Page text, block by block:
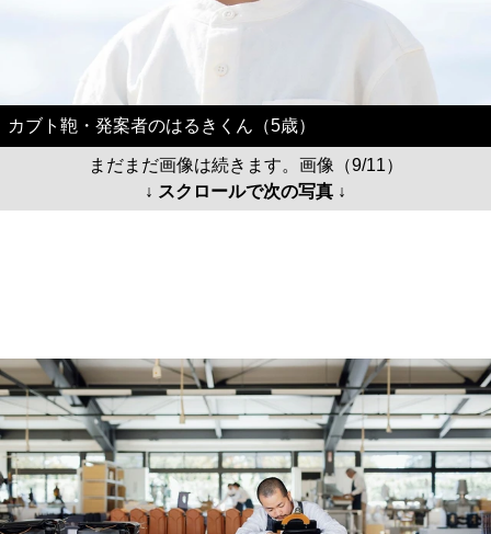
カブト鞄・発案者のはるきくん（5歳）
まだまだ画像は続きます。画像（9/11）
↓ スクロールで次の写真 ↓